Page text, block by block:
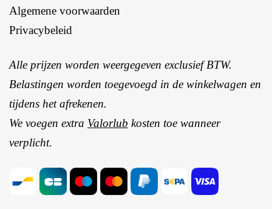
Algemene voorwaarden
Privacybeleid
Alle prijzen worden weergegeven exclusief BTW.
Belastingen worden toegevoegd in de winkelwagen en
tijdens het afrekenen.
We voegen extra Valorlub kosten toe wanneer
verplicht.